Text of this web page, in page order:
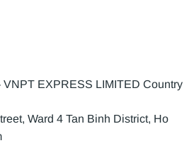
VNPT EXPRESS LIMITED Country
Ward 4 Tan Binh District, Ho